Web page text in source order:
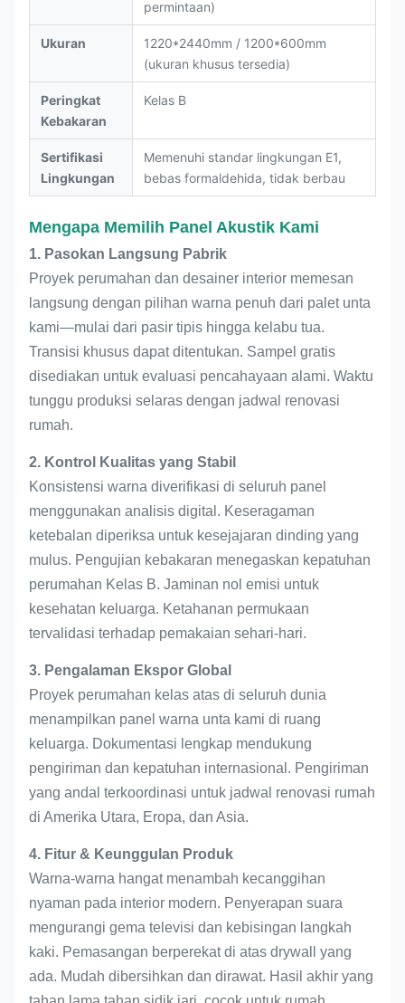
permintaan)
Ukuran
1220*2440mm / 1200*600mm
(ukuran khusus tersedia)
Peringkat
Kebakaran
Kelas B
Sertifikasi
Lingkungan
Memenuhi standar lingkungan E1,
bebas formaldehida, tidak berbau
Mengapa Memilih Panel Akustik Kami
1. Pasokan Langsung Pabrik
Proyek perumahan dan desainer interior memesan
langsung dengan pilihan warna penuh dari palet unta
kami—mulai dari pasir tipis hingga kelabu tua.
Transisi khusus dapat ditentukan. Sampel gratis
disediakan untuk evaluasi pencahayaan alami. Waktu
tunggu produksi selaras dengan jadwal renovasi
rumah.
2. Kontrol Kualitas yang Stabil
Konsistensi warna diverifikasi di seluruh panel
menggunakan analisis digital. Keseragaman
ketebalan diperiksa untuk kesejajaran dinding yang
mulus. Pengujian kebakaran menegaskan kepatuhan
perumahan Kelas B. Jaminan nol emisi untuk
kesehatan keluarga. Ketahanan permukaan
tervalidasi terhadap pemakaian sehari-hari.
3. Pengalaman Ekspor Global
Proyek perumahan kelas atas di seluruh dunia
menampilkan panel warna unta kami di ruang
keluarga. Dokumentasi lengkap mendukung
pengiriman dan kepatuhan internasional. Pengiriman
yang andal terkoordinasi untuk jadwal renovasi rumah
di Amerika Utara, Eropa, dan Asia.
4. Fitur & Keunggulan Produk
Warna-warna hangat menambah kecanggihan
nyaman pada interior modern. Penyerapan suara
mengurangi gema televisi dan kebisingan langkah
kaki. Pemasangan berperekat di atas drywall yang
ada. Mudah dibersihkan dan dirawat. Hasil akhir yang